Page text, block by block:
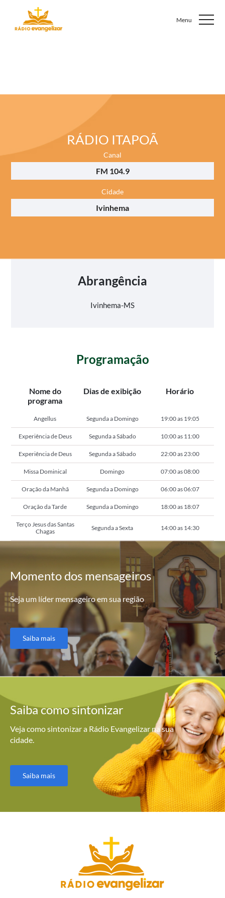
RÁDIO ITAPOÃ
Canal
FM 104.9
Cidade
Ivinhema
Abrangência
Ivinhema-MS
Programação
Nome do
programa
Dias de exibição Horário
Angellus Segunda a Domingo 19:00 as 19:05
Experiência de Deus Segunda a Sábado 10:00 as 11:00
Experiência de Deus Segunda a Sábado 22:00 as 23:00
Missa Dominical Domingo 07:00 as 08:00
Oração da Manhã Segunda a Domingo 06:00 as 06:07
Oração da Tarde Segunda a Domingo 18:00 as 18:07
Terço Jesus das Santas
Chagas
Segunda a Sexta 14:00 as 14:30
Momentodos mensageiros
Seja um líder mensageiro em sua região
Saiba mais
Saiba comosintonizar
Veja como sintonizar a Rádio Evangelizar na sua
cidade.
Saiba mais